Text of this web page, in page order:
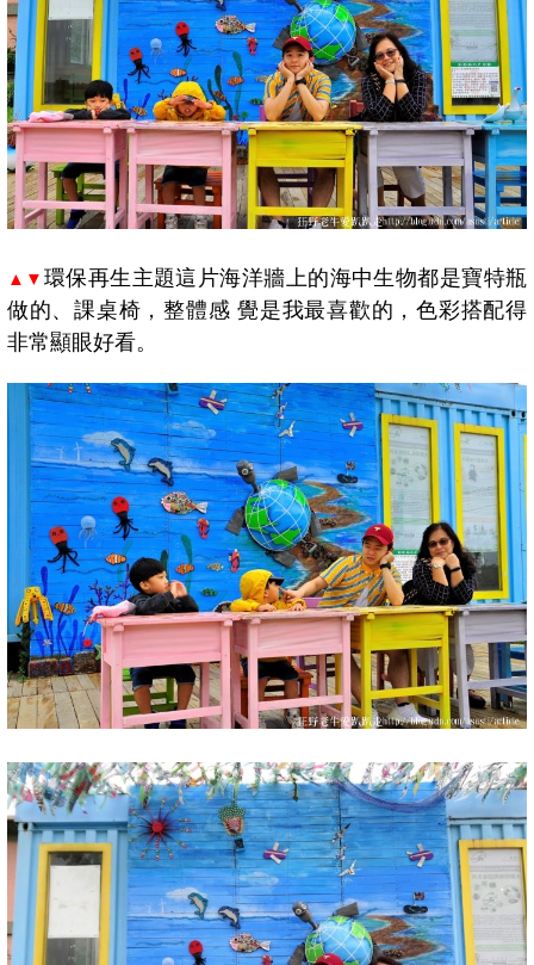
▲▼ 環保再生主題這片海洋牆上的海中生物都是寶特瓶
做的、課桌椅，整體感 覺是我最喜歡的，色彩搭配得
非常顯眼好看。